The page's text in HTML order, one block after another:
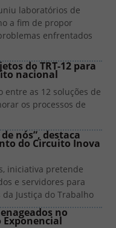
laboratórios de
a fim de propor
enfrentados
do TRT-12 para
nacional
entre as 12 soluções de
os processos de
nós”, destaca
do Circuito Inova
iniciativa pretende
e servidores para
Justiça do Trabalho
no
Exponencial